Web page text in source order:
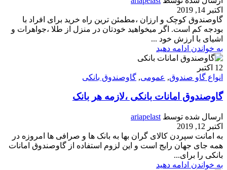
اکتبر 14, 2019
گاوصندوق کوچک و ارزان ،مطمئن ترین راه خرید برای افراد با
بودجه کم است. اگر میخواهید خودتان در منزل از طلا ،جواهرات و
اشیای با ارزش خود ...
به خواندن ادامه دهید
12 اکتبر
انواع گاو صندوق, عمومی, گاوصندوق بانکی
گاوصندوق امانات بانکی ،لازمه هر بانک
ارسال شده توسط ariapelast
اکتبر 12, 2019
به امانت سپردن کالای گران بها به بانک ها و صرافی ها امروزه در
همه جای جهان رایج است و این لزوم استفاده از گاوصندوق امانات
بانکی را برای...
به خواندن ادامه دهید